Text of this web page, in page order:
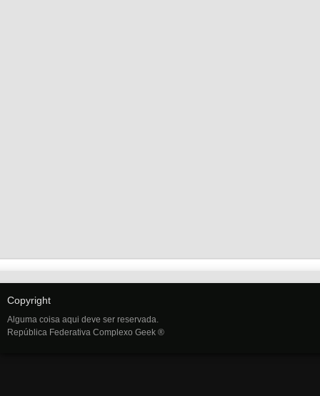
Copyright
Alguma coisa aqui deve ser reservada.
República Federativa Complexo Geek ®